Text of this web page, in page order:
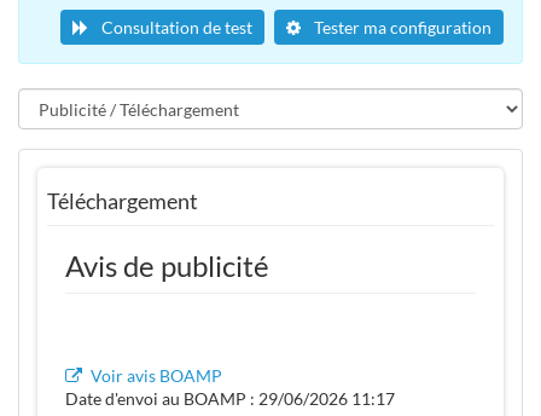
Tester ma configuration
Consultation de test
Téléchargement
Avis de publicité
Voir avis BOAMP
Date d'envoi au BOAMP : 29/06/2026 11:17